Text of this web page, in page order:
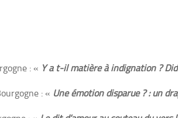
: « Y a t-il matière à indignation ?
: « Une émotion disparue ? : un